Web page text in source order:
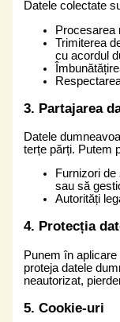
Datele colectate
Procesarea
Trimiterea
cu acordul
3. Partajarea
Datele
terțe părți. Putem
Furnizori
sau să
Autorități
4. Protecția
Punem în
proteja datele
neautorizat,
5. Cookie-uri